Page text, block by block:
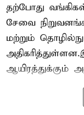
தற்போது
சேவை
மற்றும்
ஆயிரத்துக்கும்